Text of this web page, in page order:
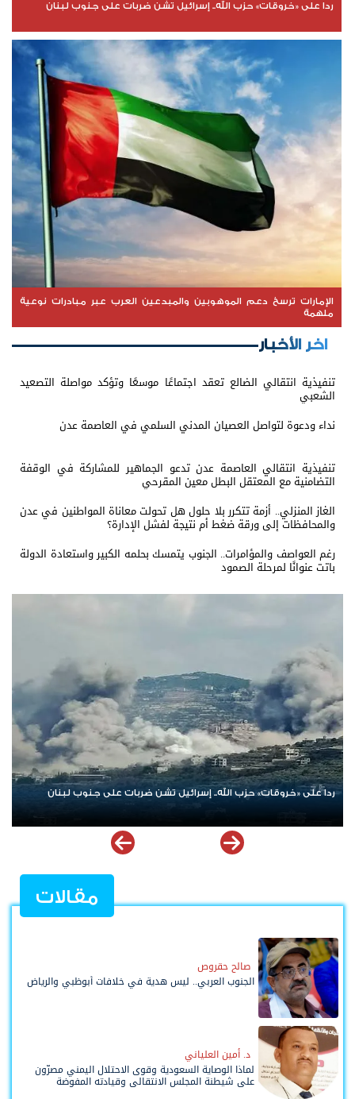
ردا على «خروقات» حزب الله.. إسرائيل تشن ضربات على جنوب لبنان
الإمارات ترسخ دعم الموهوبين والمبدعين العرب عبر مبادرات نوعية
ملهمة
اخر الأخبار
تنفيذية انتقالي الضالع تعقد اجتماعًا موسعًا وتؤكد مواصلة التصعيد
الشعبي
نداء ودعوة لتواصل العصيان المدني السلمي في العاصمة عدن
تنفيذية انتقالي العاصمة عدن تدعو الجماهير للمشاركة في الوقفة
التضامنية مع المعتقل البطل معين المقرحي
الغاز المنزلي.. أزمة تتكرر بلا حلول هل تحولت معاناة المواطنين في عدن
والمحافظات إلى ورقة ضغط أم نتيجة لفشل الإدارة؟
رغم العواصف والمؤامرات.. الجنوب يتمسك بحلمه الكبير واستعادة الدولة
باتت عنوانًا لمرحلة الصمود
ردا على «خروقات» حزب الله.. إسرائيل تشن ضربات على جنوب لبنان
مقالات
صالح حقروص
الجنوب العربي.. ليس هدية في خلافات أبوظبي والرياض
د. أمين العلياني
لماذا الوصاية السعودية وقوى الاحتلال اليمني مصرّون
على شيطنة المجلس الانتقالي وقيادته المفوضة